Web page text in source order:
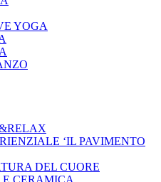
YOGA
‘IL PAVIMENTO
DEL CUORE
CERAMICA